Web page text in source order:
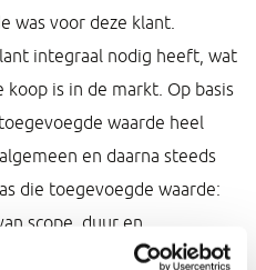
was voor deze klant.
integraal nodig heeft, wat
is in de markt. Op basis
waarde heel
en daarna steeds
die toegevoegde waarde:
scope, duur en
doordat de klant ook leert